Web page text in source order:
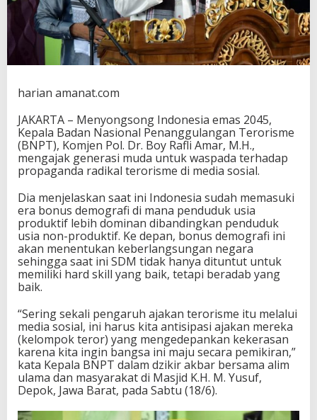
r
o
p
a
g
d
R
a
d
i
k
l
i
s
m
e
D
u
a
M
a
y
a
harian amanat.com
JAKARTA – Menyongsong Indonesia emas 2045,
Kepala Badan Nasional Penanggulangan Terorisme
(BNPT), Komjen Pol. Dr. Boy Rafli Amar, M.H.,
mengajak generasi muda untuk waspada terhadap
propaganda radikal terorisme di media sosial.
Dia menjelaskan saat ini Indonesia sudah memasuki
era bonus demografi di mana penduduk usia
produktif lebih dominan dibandingkan penduduk
usia non-produktif. Ke depan, bonus demografi ini
akan menentukan keberlangsungan negara
sehingga saat ini SDM tidak hanya dituntut untuk
memiliki hard skill yang baik, tetapi beradab yang
baik.
“Sering sekali pengaruh ajakan terorisme itu melalui
media sosial, ini harus kita antisipasi ajakan mereka
(kelompok teror) yang mengedepankan kekerasan
karena kita ingin bangsa ini maju secara pemikiran,”
kata Kepala BNPT dalam dzikir akbar bersama alim
ulama dan masyarakat di Masjid K.H. M. Yusuf,
Depok, Jawa Barat, pada Sabtu (18/6).